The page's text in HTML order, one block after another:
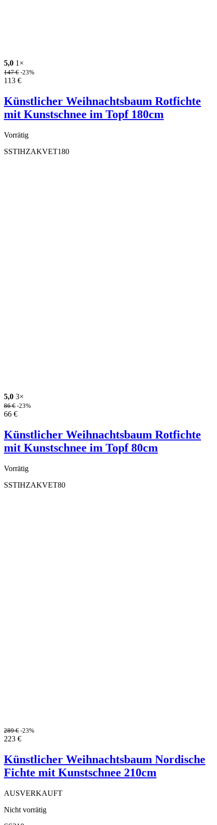
5,0 1×
147€ -23%
113 €
Künstlicher Weihnachtsbaum Rotfichte
mit Kunstschnee im Topf 180cm
Vorrätig
SSTIHZAKVET180
5,0 3×
86€ -23%
66 €
Künstlicher Weihnachtsbaum Rotfichte
mit Kunstschnee im Topf 80cm
Vorrätig
SSTIHZAKVET80
289€ -23%
223 €
Künstlicher Weihnachtsbaum Nordische
Fichte mit Kunstschnee 210cm
AUSVERKAUFT
Nicht vorrätig